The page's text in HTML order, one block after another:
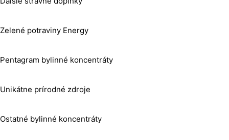
Zelené potraviny Energy
Pentagram bylinné koncentráty
Unikátne prírodné zdroje
Ostatné bylinné koncentráty